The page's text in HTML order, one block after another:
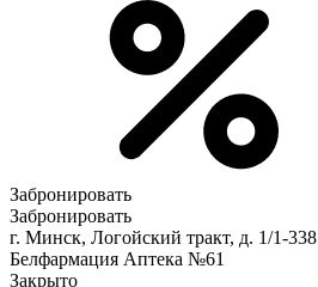
Забронировать
Забронировать
г. Минск, Логойский тракт, д. 1/1-338
Белфармация Аптека №61
Закрыто